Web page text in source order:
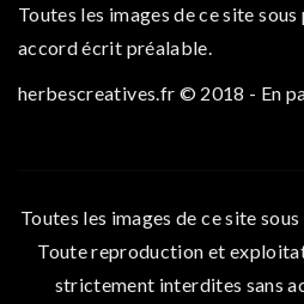
Toutes les images de ce site
accord écrit préalable.
herbescreatives.fr © 2018 - En
Toutes les images de ce site
Toute reproduction et
strictement interdites sans